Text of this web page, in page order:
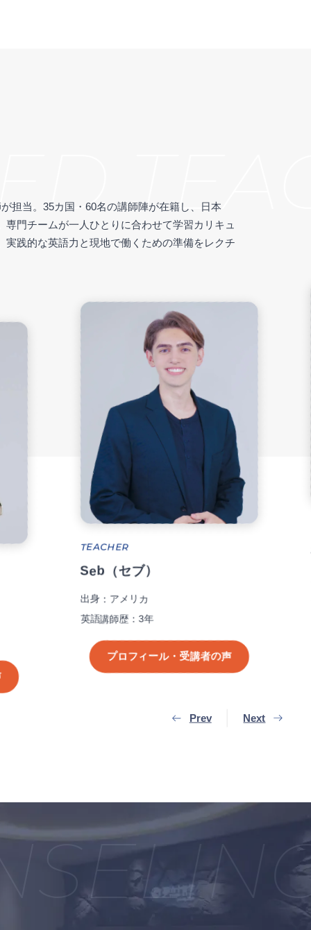
担当。35カ国・60名の講師陣が在籍し、日本
門チームが一人ひとりに合わせて学習カリキュ
践的な英語力と現地で働くための準備をレクチ
Seb（セブ）
出身：アメリカ
英語講師歴：3年
プロフィール・受講者の声
Sean
Prev Next